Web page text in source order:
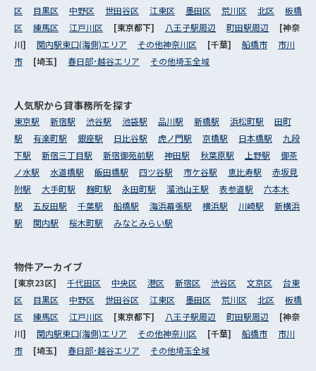
区
目黒区 中野区 世田谷区 江東区 墨田区 荒川区 北区
板橋
区
練馬区 江戸川区 [東京都下] 八王子駅周辺 町田駅周辺
[神奈
川] 関内駅東口(海側)エリア その他神奈川区 [千葉] 船橋市
市川
市
[埼玉] 春日部･越谷エリア その他埼玉全域
人気駅から貸事務所を探す
東京駅 新宿駅 渋谷駅 池袋駅 品川駅 新橋駅 浜松町駅
田町
駅
有楽町駅 銀座駅 日比谷駅 虎ノ門駅 京橋駅 日本橋駅
九段
下駅
新宿三丁目駅 新宿御苑前駅 神田駅 秋葉原駅 上野駅
御茶
ノ水駅
水道橋駅 飯田橋駅 四ツ谷駅 市ケ谷駅 恵比寿駅
赤坂見
附駅
大手町駅 麹町駅 永田町駅 溜池山王駅 表参道駅
六本木
駅
五反田駅 千葉駅 船橋駅 海浜幕張駅 横浜駅 川崎駅
新横浜
駅
関内駅 桜木町駅 みなとみらい駅
物件アーカイブ
[東京23区] 千代田区 中央区 港区 新宿区 渋谷区 文京区
台東
区
目黒区 中野区 世田谷区 江東区 墨田区 荒川区 北区
板橋
区
練馬区 江戸川区 [東京都下] 八王子駅周辺 町田駅周辺
[神奈
川] 関内駅東口(海側)エリア その他神奈川区 [千葉] 船橋市
市川
市
[埼玉] 春日部･越谷エリア その他埼玉全域